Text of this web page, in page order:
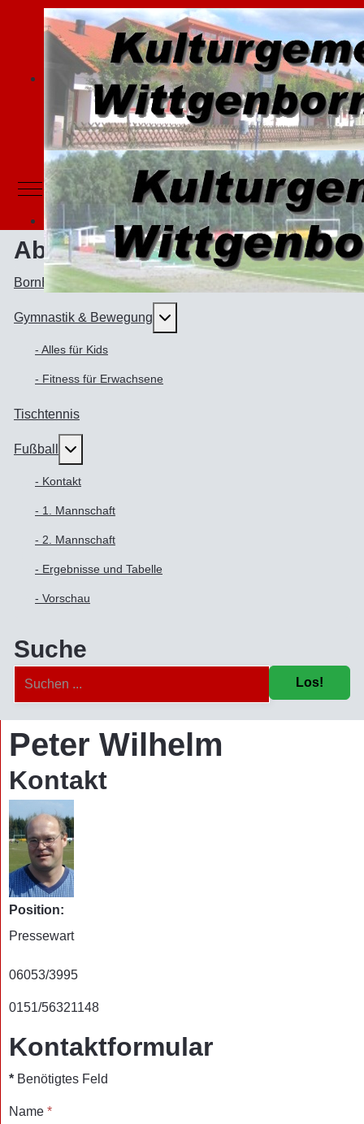
Mobile Menu Toggle
Abteilungen
BornBörner - Karnevalsabteilung
Gymnastik & Bewegung Weitere Informationen:
- Alles für Kids
- Fitness für Erwachsene
Tischtennis
Fußball Weitere Informationen: Fußball
- Kontakt
- 1. Mannschaft
- 2. Mannschaft
- Ergebnisse und Tabelle
- Vorschau
Suche
Los!
Peter Wilhelm
Kontakt
Position:
Pressewart
Adresse:
Telefon:
06053/3995
Mobil:
0151/56321148
Kontaktformular
* Benötigtes Feld
Name *